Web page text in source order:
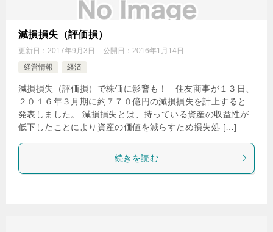
減損損失（評価損）
更新日： 2017年9月3日 公開日： 2016年1月14日
経営情報
経済
減損損失（評価損）で株価に影響も！ 住友商事が１３日、
２０１６年３月期に約７７０億円の減損損失を計上すると
発表しました。 減損損失とは、持っている資産の収益性が
低下したことにより資産の価値を減らすため損失処 […]
続きを読む